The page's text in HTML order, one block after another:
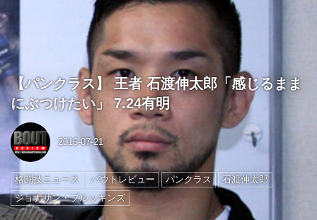
【パンクラス】 王者 石渡伸太郎「感じるまま
にぶつけたい」 7.24有明
2016-07-21
格闘技ニュース バウトレビュー パンクラス
石渡伸太郎
ジョナサン・ブルッキンズ